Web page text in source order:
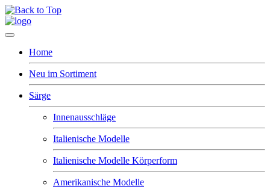
Home
Neu im Sortiment
Särge
Innenausschläge
Italienische Modelle
Italienische Modelle Körperform
Amerikanische Modelle